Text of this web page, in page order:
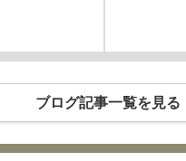
ブログ記事一覧を見る